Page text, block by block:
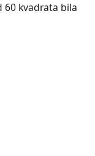
60 kvadrata bila